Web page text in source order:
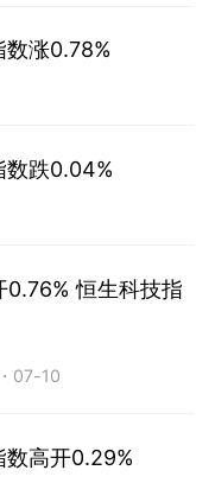
涨0.78%
数跌0.04%
0.76% 恒生科技指
・ 07-10
高开0.29%